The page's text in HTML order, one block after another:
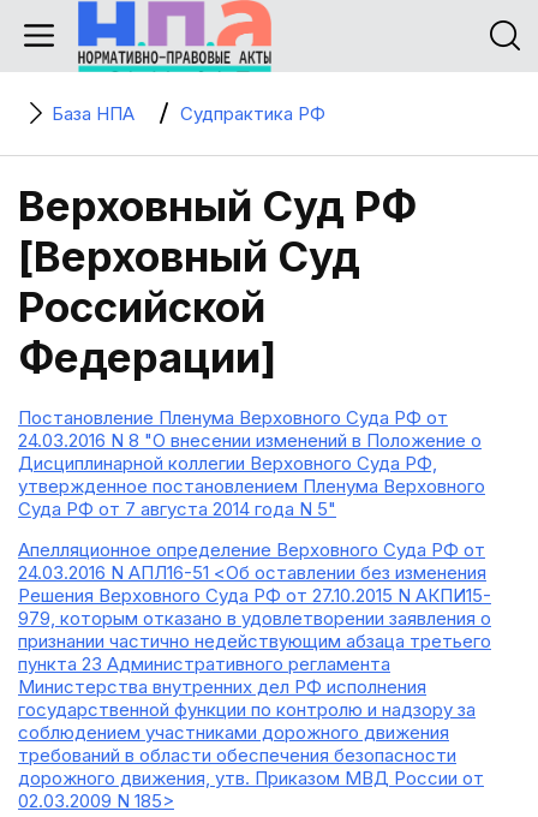
База НПА Судпрактика РФ
Верховный Суд РФ
[Верховный Суд
Российской
Федерации]
Постановление Пленума Верховного Суда РФ от
24.03.2016 N 8 "О внесении изменений в Положение о
Дисциплинарной коллегии Верховного Суда РФ,
утвержденное постановлением Пленума Верховного
Суда РФ от 7 августа 2014 года N 5"
Апелляционное определение Верховного Суда РФ от
24.03.2016 N АПЛ16-51 <Об оставлении без изменения
Решения Верховного Суда РФ от 27.10.2015 N АКПИ15-
979, которым отказано в удовлетворении заявления о
признании частично недействующим абзаца третьего
пункта 23 Административного регламента
Министерства внутренних дел РФ исполнения
государственной функции по контролю и надзору за
соблюдением участниками дорожного движения
требований в области обеспечения безопасности
дорожного движения, утв. Приказом МВД России от
02.03.2009 N 185>